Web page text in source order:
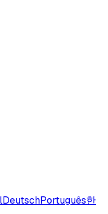
DeutschPortuguês한